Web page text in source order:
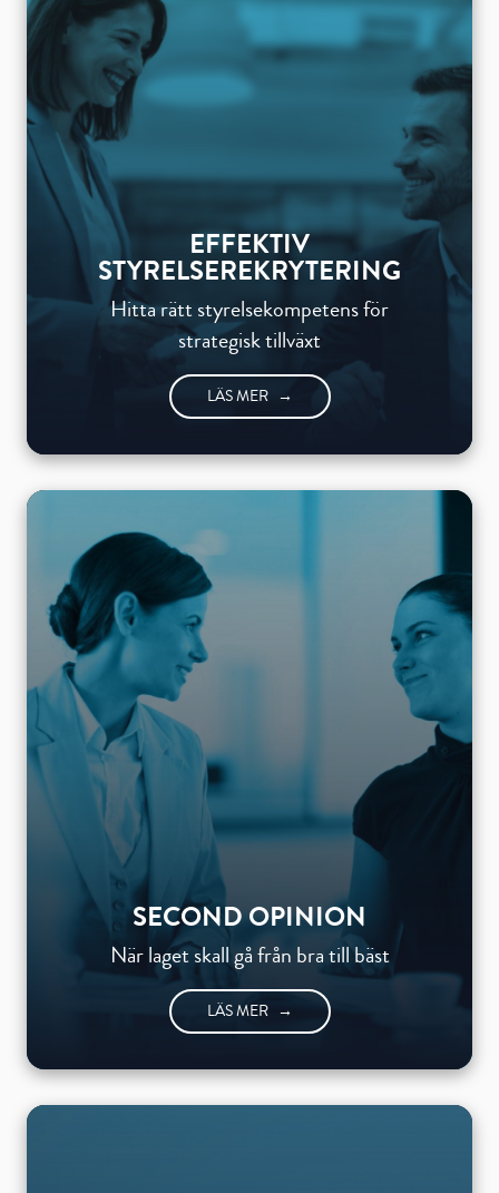
EFFEKTIV
STYRELSEREKRYTERING
Hitta rätt styrelsekompetens för
strategisk tillväxt
LÄS MER →
SECOND OPINION
När laget skall gå från bra till bäst
LÄS MER →